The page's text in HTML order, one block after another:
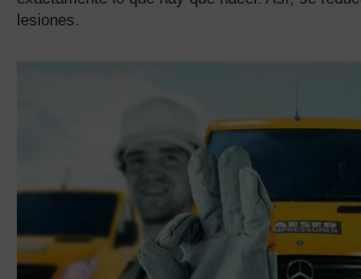
lesiones.